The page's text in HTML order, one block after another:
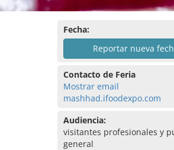
Fecha:
Reportar nueva
Contacto de Feria
Mostrar email
mashhad.ifoodexpo.com
Audiencia:
visitantes profesionales y
general